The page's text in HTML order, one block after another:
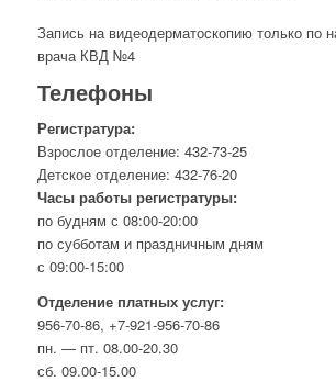
Запись на видеодерматоскопию только по
врача КВД №4
Телефоны
Регистратура:
Взрослое отделение: 432-73-25
Детское отделение: 432-76-20
Часы работы регистратуры:
по будням с 08:00-20:00
по субботам и праздничным дням
с 09:00-15:00
Отделение платных услуг:
956-70-86, +7-921-956-70-86
пн. — пт. 08.00-20.30
сб. 09.00-15.00